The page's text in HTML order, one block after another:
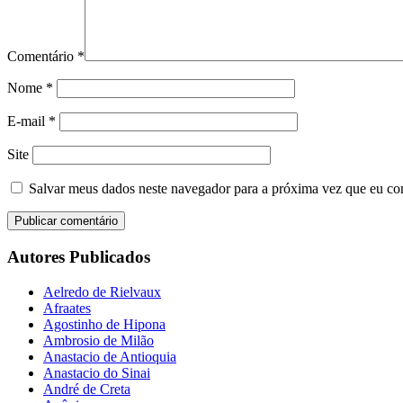
Comentário *
Nome *
E-mail *
Site
Salvar meus dados neste navegador para a próxima vez que eu
Autores Publicados
Aelredo de Rielvaux
Afraates
Agostinho de Hipona
Ambrosio de Milão
Anastacio de Antioquia
Anastacio do Sinai
André de Creta